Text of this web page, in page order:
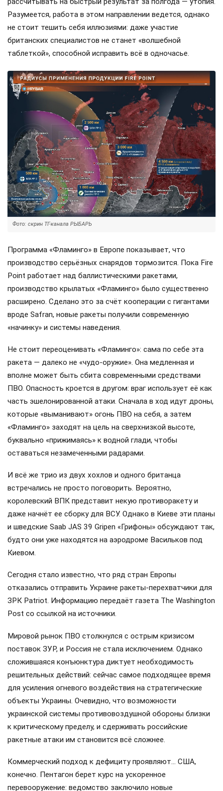
Разумеется, работа в этом направлении ведется, однако
не стоит тешить себя иллюзиями: даже участие
британских специалистов не станет «волшебной
таблеткой», способной исправить всё в одночасье.
Фото: скрин ТГ-канала РЫБАРЬ
Программа «Фламинго» в Европе показывает, что
производство серьёзных снарядов тормозится. Пока Fire
Point работает над баллистическими ракетами,
производство крылатых «Фламинго» было существенно
расширено. Сделано это за счёт кооперации с гигантами
вроде Safran, новые ракеты получили современную
«начинку» и системы наведения.
Не стоит переоценивать «Фламинго»: сама по себе эта
ракета — далеко не «чудо-оружие». Она медленная и
вполне может быть сбита современными средствами
ПВО. Опасность кроется в другом: враг использует её как
часть эшелонированной атаки. Сначала в ход идут дроны,
которые «выманивают» огонь ПВО на себя, а затем
«Фламинго» заходят на цель на сверхнизкой высоте,
буквально «прижимаясь» к водной глади, чтобы
оставаться незамеченными радарами.
И всё же трио из двух хохлов и одного британца
встречались не просто поговорить. Вероятно,
королевский ВПК представит некую противоракету и
даже начнёт ее сборку для ВСУ. Однако в Киеве эти планы
и шведские Saab JAS 39 Gripen «Грифоны» обсуждают так,
будто они уже находятся на аэродроме Васильков под
Киевом.
Сегодня стало известно, что ряд стран Европы
отказались отправить Украине ракеты-перехватчики для
ЗРК Patriot. Информацию передаёт газета The Washington
Post со ссылкой на источники.
Мировой рынок ПВО столкнулся с острым кризисом
поставок ЗУР, и Россия не стала исключением. Однако
сложившаяся конъюнктура диктует необходимость
решительных действий: сейчас самое подходящее время
для усиления огневого воздействия на стратегические
объекты Украины. Очевидно, что возможности
украинской системы противовоздушной обороны близки
к критическому пределу, и сдерживать российские
ракетные атаки им становится всё сложнее.
Коммерческий подход к дефициту проявляют… США,
конечно. Пентагон берет курс на ускоренное
перевооружение: ведомство заключило новые